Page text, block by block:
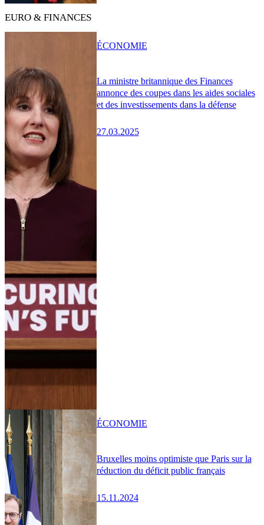
EURO & FINANCES
La ministre britannique des Finances
annonce des coupes dans les aides sociales
et des investissements dans la défense
27.03.2025
ÉCONOMIE
Bruxelles moins optimiste que Paris sur la
réduction du déficit public français
15.11.2024
ÉCONOMIE